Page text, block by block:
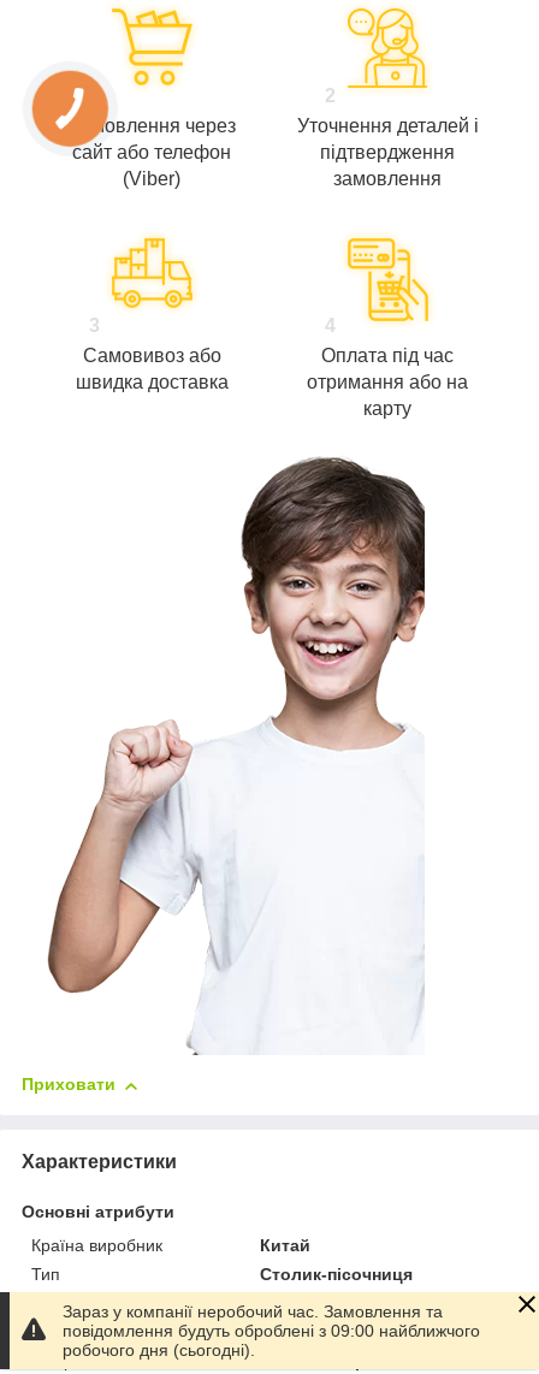
Замовлення через
сайт або телефон
(Viber)
2
Уточнення деталей і
підтвердження
замовлення
3
Самовивоз або
швидка доставка
4
Оплата під час
отримання або на
карту
Приховати
Характеристики
Основні атрибути
Країна виробник
Китай
Тип
Столик-пісочниця
Вікова група
Від 3 років
Матеріал
Пластик
Колір
Зараз у компанії неробочий час. Замовлення та
повідомлення будуть оброблені з 09:00 найближчого
робочого дня (сьогодні).